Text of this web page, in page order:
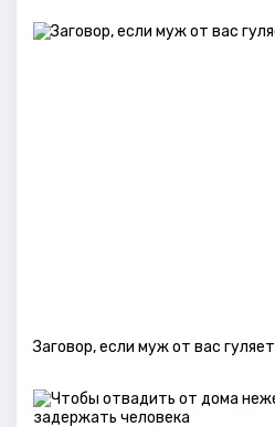
Заговор, если муж от вас гуляет